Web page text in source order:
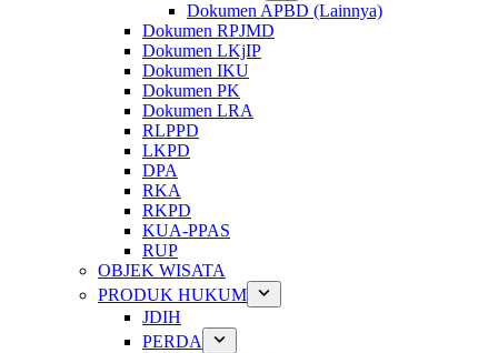
Dokumen APBD (Lainnya)
Dokumen RPJMD
Dokumen LKjIP
Dokumen IKU
Dokumen PK
Dokumen LRA
RLPPD
LKPD
DPA
RKA
RKPD
KUA-PPAS
RUP
OBJEK WISATA
PRODUK HUKUM
JDIH
PERDA